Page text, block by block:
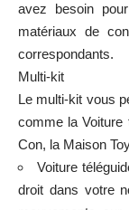
avez besoin
matériaux de
correspondants.
Multi-kit
Le multi-kit vous
comme la Voiture
Con, la Maison
Voiture
droit dans votre